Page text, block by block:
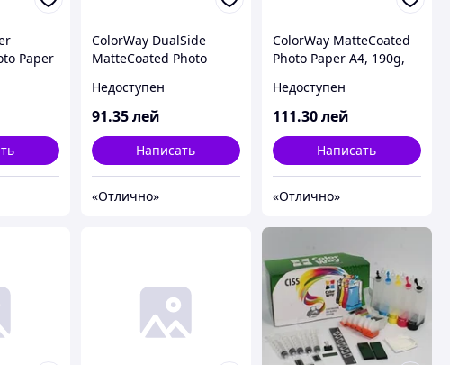
Paper
ColorWay DualSide
MatteCoated Photo
(PMD140050A4)
Недоступен
91.35 лей
Написать
«Отлично»
ColorWay MatteCoated
Photo Paper A4, 190g,
Недоступен
111.30лей
Написать
«Отлично»